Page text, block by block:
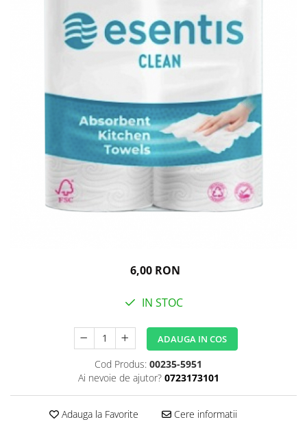
6,00 RON
IN STOC
ADAUGA IN COS
Cod Produs: 00235-5951
Ai nevoie de ajutor? 0723173101
Adauga la Favorite Cere informatii